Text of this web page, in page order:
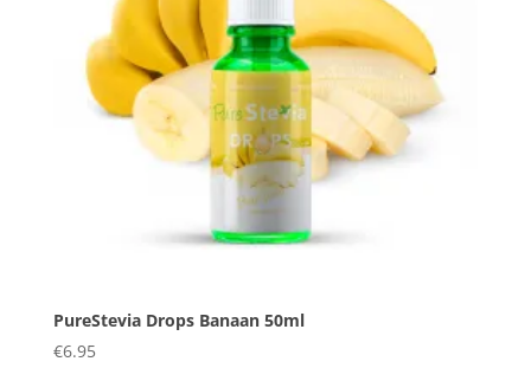
PureStevia Drops Banaan 50ml
€6.95